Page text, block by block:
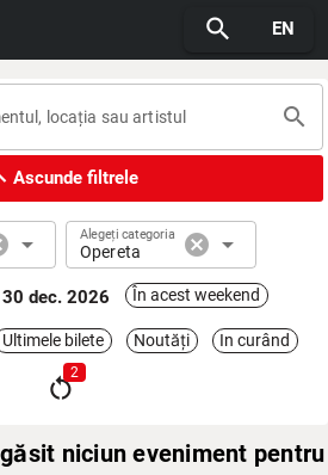
search EN
search
Ascunde filtrele
arrow_drop_down Alegeți categoria
Opereta cancel arrow_drop_down
dec. 2026 În acest weekend
Ultimele bilete Noutăți In curând
restart_alt
2
niciun eveniment pentru